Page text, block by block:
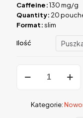
Caffeine:130 mg/g
Quantity: 20
Format:slim
Ilość
Fedrs
MangoKategorie: